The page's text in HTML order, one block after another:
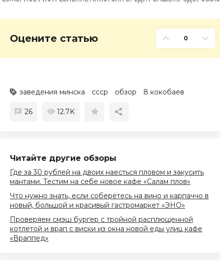
Оцените статью 0
заведения минска ссср обзор 8 кокобаев
26 12.7K
Читайте другие обзоры
Где за 30 рублей на двоих наесться пловом и закусить
мантами. Тестим на себе новое кафе «Салам плов»
Что нужно знать, если соберётесь на вино и карпаччо в
новый, большой и красивый гастромаркет «ЭНО»
Проверяем смэш бургер с тройной расплющенной
котлетой и врап с виски из окна новой еды улиц кафе
«Враппед»